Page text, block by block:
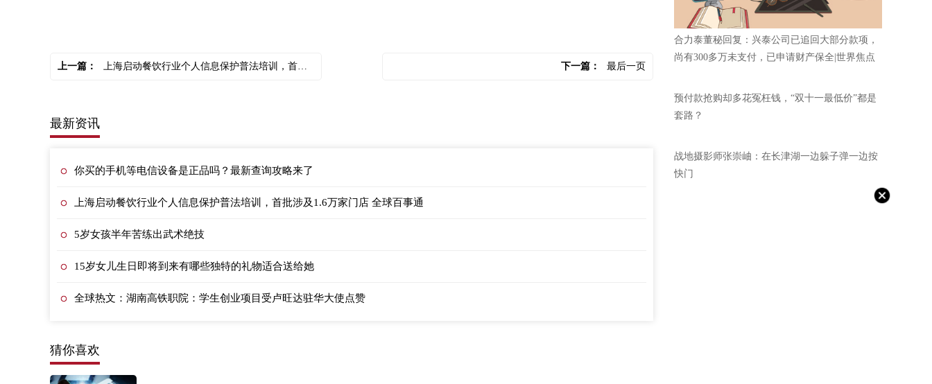
上一篇： 上海启动餐饮行业个人信息保护普法培训，首批涉及1.6万家门店 全球百事通 下一篇： 最后一页
最新资讯
你买的手机等电信设备是正品吗？最新查询攻略来了
上海启动餐饮行业个人信息保护普法培训，首批涉及1.6万家门店 全球百事通
5岁女孩半年苦练出武术绝技
15岁女儿生日即将到来有哪些独特的礼物适合送给她
全球热文：湖南高铁职院：学生创业项目受卢旺达驻华大使点赞
猜你喜欢
合力泰董秘回复：兴泰公司已追回大部分款项，
尚有300多万未支付，已申请财产保全|世界焦点
预付款抢购却多花冤枉钱，“双十一最低价”都是
套路？
战地摄影师张崇岫：在长津湖一边躲子弹一边按
快门